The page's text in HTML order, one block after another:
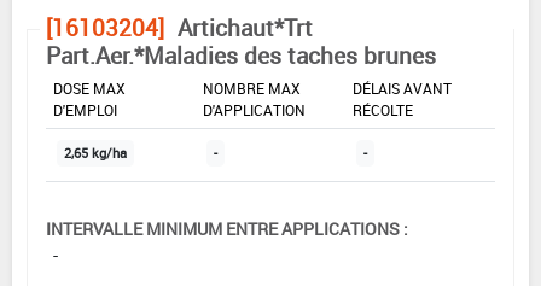
[16103204] Artichaut*Trt
Part.Aer.*Maladies des taches brunes
DOSE MAX
D'EMPLOI
NOMBRE MAX
D'APPLICATION
DÉLAIS AVANT
RÉCOLTE
2,65 kg/ha - -
INTERVALLE MINIMUM ENTRE APPLICATIONS :
-